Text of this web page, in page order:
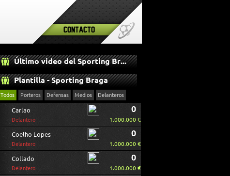
Contacto
Último video del Sporting Braga
Plantilla - Sporting Braga
Todos Porteros Defensas Medios Delanteros
Carlao
Delantero
0
1.000.000 €
Coelho Lopes
Delantero
0
1.000.000 €
Collado
Delantero
0
1.000.000 €